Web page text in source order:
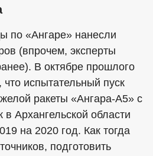
по «Ангаре» нанесли
(впрочем, эксперты
В октябре прошлого
что испытательный пуск
ракеты «Ангара-А5» с
Архангельской области
на 2020 год. Как тогда
подготовить